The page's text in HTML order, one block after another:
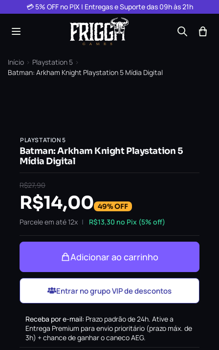
Pular para o conteúdo
💳 5% OFF no PIX | Entregas e Suporte das 09h às 21h
Início › Playstation 5 ›
Batman: Arkham Knight Playstation 5 Mídia Digital
PLAYSTATION 5
Batman: Arkham Knight Playstation 5
Mídia Digital
R$27,90
R$14,00 49% OFF
Parcele em até 12x R$13,30 no Pix (5% off)
Adicionar ao carrinho
Entrar no grupo VIP de descontos
Receba por e-mail: Prazo padrão de 24h. Ative a
Entrega Premium para envio prioritário (prazo máx. de
3h) + chance de ganhar o caneco AEG.